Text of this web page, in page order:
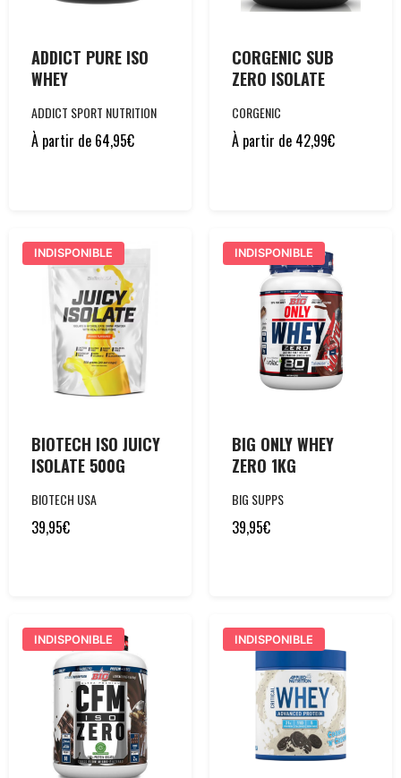
ADDICT PURE ISO
WHEY
ADDICT SPORT NUTRITION
À partir de 64,95€
CORGENIC SUB
ZERO ISOLATE
CORGENIC
À partir de 42,99€
INDISPONIBLE
BIOTECH ISO JUICY
ISOLATE 500G
BIOTECH USA
39,95€
INDISPONIBLE
BIG ONLY WHEY
ZERO 1KG
BIG SUPPS
39,95€
INDISPONIBLE INDISPONIBLE